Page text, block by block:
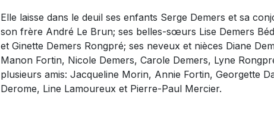
Elle laisse dans le deuil ses enfants Serge Demers et sa
son frère André Le Brun; ses belles-sœurs Lise Demers
et Ginette Demers Rongpré; ses neveux et nièces Diane
Manon Fortin, Nicole Demers, Carole Demers, Lyne
plusieurs amis: Jacqueline Morin, Annie Fortin, Georgette
Derome, Line Lamoureux et Pierre-Paul Mercier.